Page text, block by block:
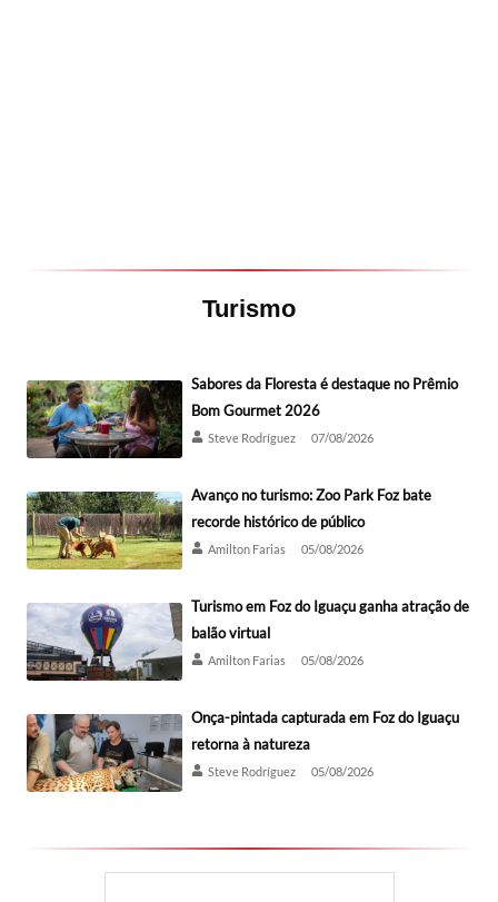
Turismo
Sabores da Floresta é destaque no Prêmio
Bom Gourmet 2026
Steve Rodríguez 07/08/2026
Avanço no turismo: Zoo Park Foz bate
recorde histórico de público
Amilton Farias 05/08/2026
Turismo em Foz do Iguaçu ganha atração de
balão virtual
Amilton Farias 05/08/2026
Onça-pintada capturada em Foz do Iguaçu
retorna à natureza
Steve Rodríguez 05/08/2026